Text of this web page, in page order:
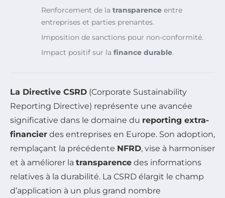
Renforcement de la transparence entre
entreprises et parties prenantes.
Imposition de sanctions pour non-conformité.
Impact positif sur la finance durable.
La Directive CSRD (Corporate Sustainability
Reporting Directive) représente une avancée
significative dans le domaine du reporting extra-
financier des entreprises en Europe. Son adoption,
remplaçant la précédente NFRD, vise à harmoniser
et à améliorer la transparence des informations
relatives à la durabilité. La CSRD élargit le champ
d’application à un plus grand nombre